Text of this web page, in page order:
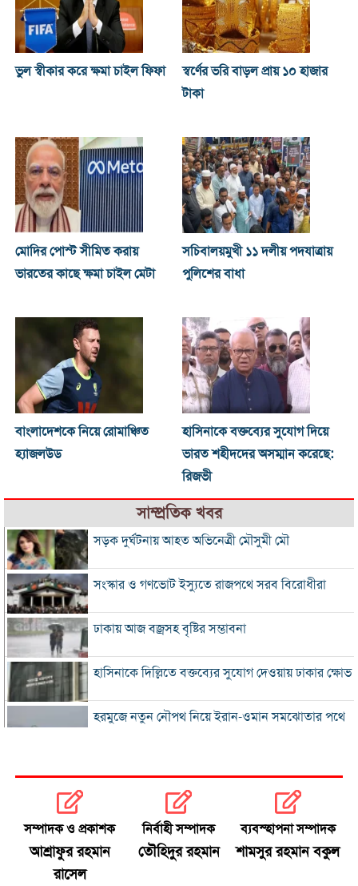
ভুল স্বীকার করে ক্ষমা চাইল ফিফা
স্বর্ণের ভরি বাড়ল প্রায় ১০ হাজার
টাকা
মোদির পোস্ট সীমিত করায়
ভারতের কাছে ক্ষমা চাইল মেটা
সচিবালয়মুখী ১১ দলীয় পদযাত্রায়
পুলিশের বাধা
বাংলাদেশকে নিয়ে রোমাঞ্চিত
হ্যাজলউড
হাসিনাকে বক্তব্যের সুযোগ দিয়ে
ভারত শহীদদের অসম্মান করেছে:
রিজভী
সাম্প্রতিক খবর
সড়ক দুর্ঘটনায় আহত অভিনেত্রী মৌসুমী মৌ
সংস্কার ও গণভোট ইস্যুতে রাজপথে সরব বিরোধীরা
ঢাকায় আজ বজ্রসহ বৃষ্টির সম্ভাবনা
হাসিনাকে দিল্লিতে বক্তব্যের সুযোগ দেওয়ায় ঢাকার ক্ষোভ
হরমুজে নতুন নৌপথ নিয়ে ইরান-ওমান সমঝোতার পথে
ভুল স্বীকার করে ক্ষমা চাইল ফিফা
স্বর্ণের ভরি বাড়ল প্রায় ১০ হাজার টাকা
সম্পাদক ও প্রকাশক
আশ্রাফুর রহমান
রাসেল
নির্বাহী সম্পাদক
তৌহিদুর রহমান
ব্যবস্হাপনা সম্পাদক
শামসুর রহমান বকুল